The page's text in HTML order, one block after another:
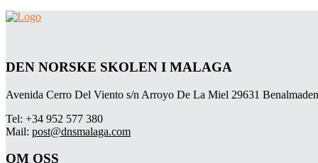
DEN NORSKE SKOLEN I MALAGA
Avenida Cerro Del Viento s/n Arroyo De La Miel 29631
Tel: +34 952 577 380
Mail: post@dnsmalaga.com
OM OSS